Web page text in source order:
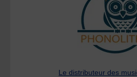
Le distributeur des